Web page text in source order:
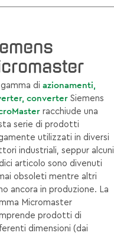
gamma di azionamenti,
converter Siemens
racchiude una
serie di prodotti
utilizzati in diversi
industriali, seppur alcuni
articolo sono divenuti
obsoleti mentre altri
ancora in produzione. La
Micromaster
prodotti di
dimensioni (dai